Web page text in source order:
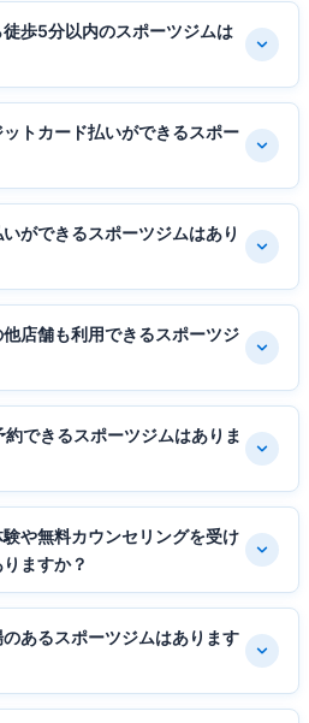
歩5分以内のスポーツジムは
トカード払いができるスポー
ができるスポーツジムはあり
店舗も利用できるスポーツジ
できるスポーツジムはありま
や無料カウンセリングを受け
ますか？
あるスポーツジムはあります